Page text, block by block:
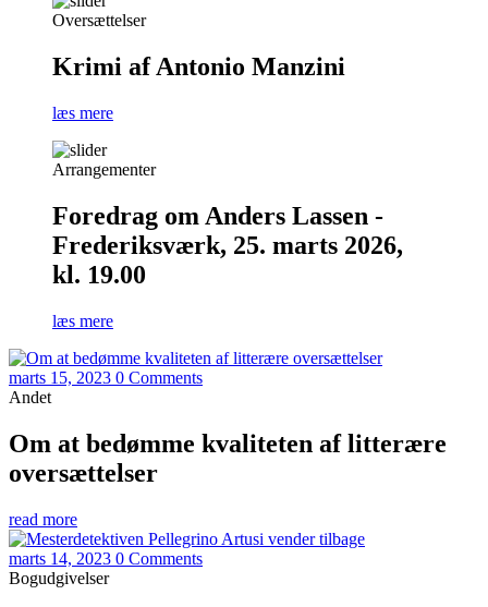
Oversættelser
Krimi af Antonio Manzini
læs mere
Arrangementer
Foredrag om Anders Lassen -
Frederiksværk, 25. marts 2026,
kl. 19.00
læs mere
marts 15, 2023 0 Comments
Andet
Om at bedømme kvaliteten af litterære
oversættelser
read more
marts 14, 2023 0 Comments
Bogudgivelser